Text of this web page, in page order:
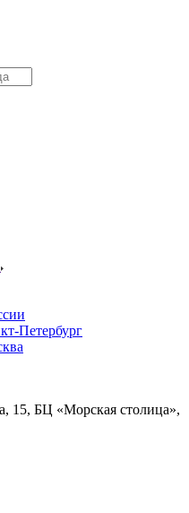
Петербург
15, БЦ «Морская столица»,